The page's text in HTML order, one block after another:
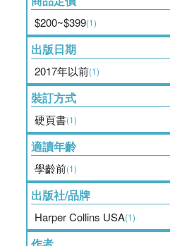
$200~$399(1)
出版日期
2017年以前(1)
裝訂方式
硬頁書(1)
適讀年齡
學齡前(1)
出版社/品牌
Harper Collins USA(1)